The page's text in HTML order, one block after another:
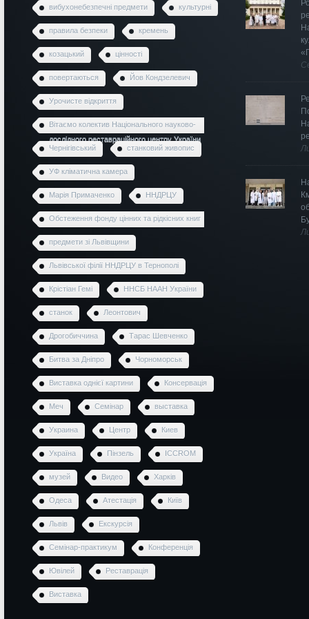
вибухонебезпечні предмети культурні
правила безпеки кремень
козацький цінності
повертаються Йов Кондзелевич
Урочисте відкриття
Вітаємо колектив Національного науково-
дослідного реставраційного центру України
Чернігівський
станковий живопис
УФ кліматична камера
Марія Примаченко ННДРЦУ
Обстеження фонду цінних та рідкісних книг
предмети зі Львівщини
Львівської філії ННДРЦУ в Тернополі
Крістіан Гемі ННСБ НААН України
станок Леонтович
Дрогобиччина Тарас Шевченко
Битва за Дніпро Чорноморськ
Виставка однієї картини Консервація
Меч Семінар выставка
Украина Центр Киев
Україна Пінзель ICCROM
музей Видео Харків
Одеса Атестація Київ
Львів Екскурсія
Семінар-практикум Конференція
Ювілей Реставрація
Виставка